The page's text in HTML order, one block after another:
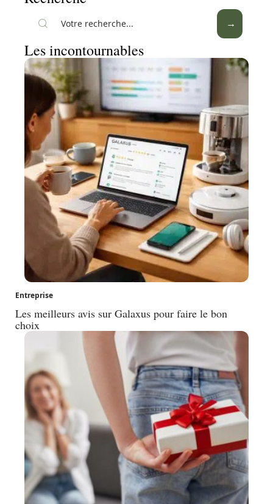
Les incontournables
Entreprise
Les meilleurs avis sur Galaxus pour faire le bon
choix